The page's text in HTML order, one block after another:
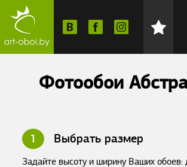
Фотообои
1 Выбрать размер
Задайте высоту и ширину Ваших обоев: